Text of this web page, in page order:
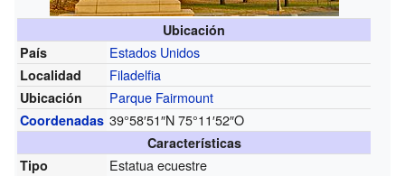
Ubicación
País
Estados Unidos
Localidad Filadelfia
Ubicación Parque Fairmount
Coordenadas 39°58′51″N75°11′52″O
Características
Tipo
Estatua ecuestre